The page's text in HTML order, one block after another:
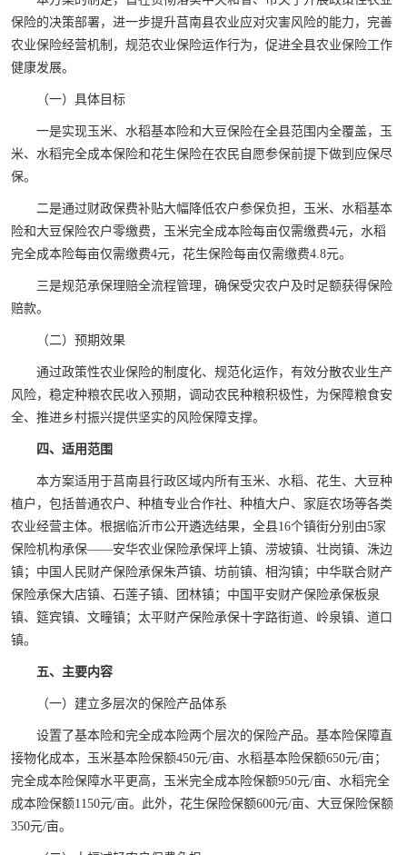
保险的决策部署，进一步提升莒南县农业应对灾害风险的能力，完善
农业保险经营机制，规范农业保险运作行为，促进全县农业保险工作
健康发展。
（一）具体目标
一是实现玉米、水稻基本险和大豆保险在全县范围内全覆盖，玉
米、水稻完全成本保险和花生保险在农民自愿参保前提下做到应保尽
保。
二是通过财政保费补贴大幅降低农户参保负担，玉米、水稻基本
险和大豆保险农户零缴费，玉米完全成本险每亩仅需缴费4元，水稻
完全成本险每亩仅需缴费4元，花生保险每亩仅需缴费4.8元。
三是规范承保理赔全流程管理，确保受灾农户及时足额获得保险
赔款。
（二）预期效果
通过政策性农业保险的制度化、规范化运作，有效分散农业生产
风险，稳定种粮农民收入预期，调动农民种粮积极性，为保障粮食安
全、推进乡村振兴提供坚实的风险保障支撑。
四、适用范围
本方案适用于莒南县行政区域内所有玉米、水稻、花生、大豆种
植户，包括普通农户、种植专业合作社、种植大户、家庭农场等各类
农业经营主体。根据临沂市公开遴选结果，全县16个镇街分别由5家
保险机构承保——安华农业保险承保坪上镇、涝坡镇、壮岗镇、洙边
镇；中国人民财产保险承保朱芦镇、坊前镇、相沟镇；中华联合财产
保险承保大店镇、石莲子镇、团林镇；中国平安财产保险承保板泉
镇、筵宾镇、文疃镇；太平财产保险承保十字路街道、岭泉镇、道口
镇。
五、主要内容
（一）建立多层次的保险产品体系
设置了基本险和完全成本险两个层次的保险产品。基本险保障直
接物化成本，玉米基本险保额450元/亩、水稻基本险保额650元/亩；
完全成本险保障水平更高，玉米完全成本险保额950元/亩、水稻完全
成本险保额1150元/亩。此外，花生保险保额600元/亩、大豆保险保额
350元/亩。